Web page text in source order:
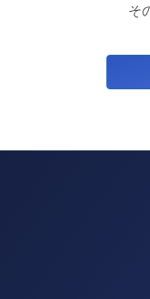
そ